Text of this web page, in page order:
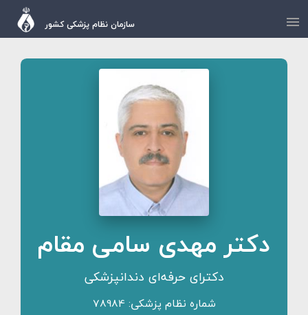
سازمان نظام پزشکی کشور
دکتر مهدی سامی مقام
دکترای حرفه‌ای دندانپزشکی
شماره نظام پزشکی: 78984